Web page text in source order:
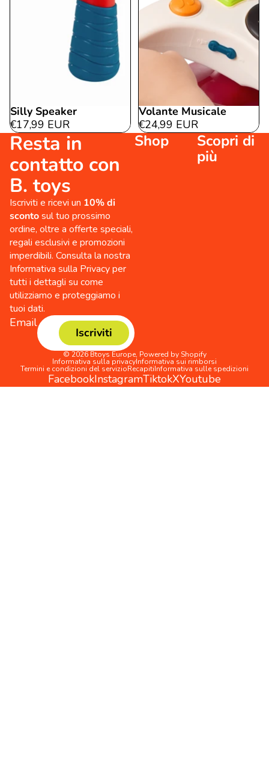
Silly Speaker
€17,99 EUR
Volante Musicale
€24,99 EUR
Resta in
contatto con
B. toys
Iscriviti e ricevi un 10% di
scontosul tuo prossimo
ordine, oltre a offerte speciali,
regali esclusivi e promozioni
imperdibili. Consulta la nostra
Informativa sulla Privacy per
tutti i dettagli su come
utilizziamo e proteggiamo i
tuoi dati.
Email
Iscriviti
Shop
Scopri di
più
© 2026 Btoys Europe, Powered by Shopify
Informativa sulla privacyInformativa sui rimborsi
Termini e condizioni del servizioRecapitiInformativa sulle spedizioni
FacebookInstagramTiktokXYoutube